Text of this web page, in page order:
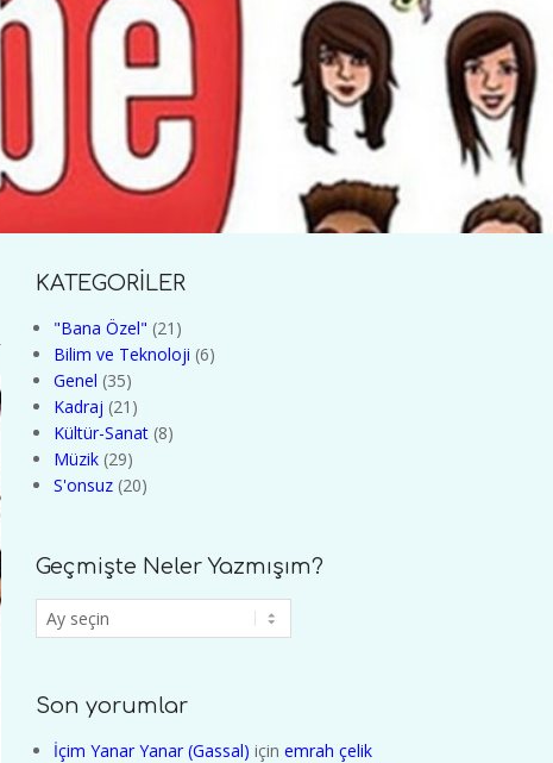
KATEGORİLER
"Bana Özel" (21)
Bilim ve Teknoloji (6)
Genel (35)
Kadraj (21)
Kültür-Sanat (8)
Müzik (29)
S'onsuz (20)
Geçmişte Neler Yazmışım?
Geçmişte
Neler
Son yorumlar
İçim Yanar Yanar (Gassal) için emrah çelik